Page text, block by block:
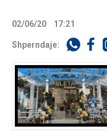
02/06/20 17:21
Shperndaje: